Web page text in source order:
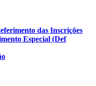
das Inscrições
Especial (Def